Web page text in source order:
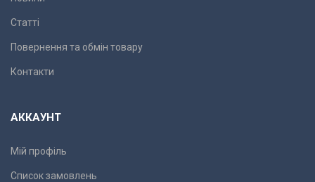
Статті
Повернення та обмін товару
Контакти
АККАУНТ
Мій профіль
Список замовлень